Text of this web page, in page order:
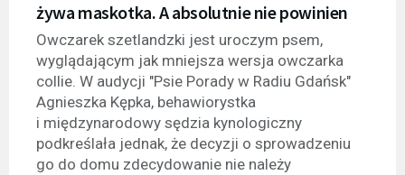
żywa maskotka. A absolutnie nie powinien
Owczarek szetlandzki jest uroczym psem,
wyglądającym jak mniejsza wersja owczarka
collie. W audycji "Psie Porady w Radiu Gdańsk"
Agnieszka Kępka, behawiorystka
i międzynarodowy sędzia kynologiczny
podkreślała jednak, że decyzji o sprowadzeniu
go do domu zdecydowanie nie należy